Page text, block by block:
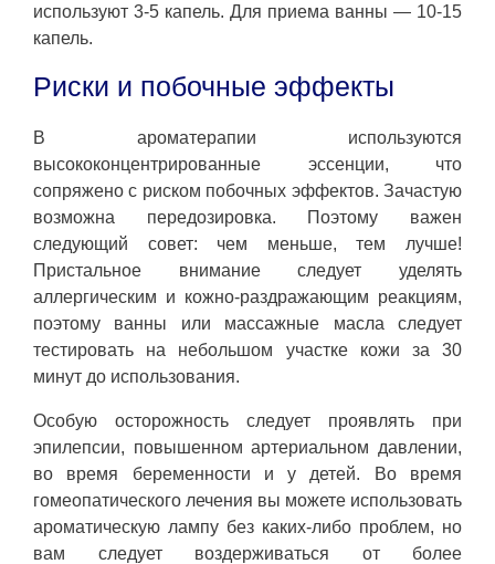
используют 3-5 капель. Для приема ванны — 10-15
капель.
Риски и побочные эффекты
В ароматерапии используются
высококонцентрированные эссенции, что
сопряжено с риском побочных эффектов. Зачастую
возможна передозировка. Поэтому важен
следующий совет: чем меньше, тем лучше!
Пристальное внимание следует уделять
аллергическим и кожно-раздражающим реакциям,
поэтому ванны или массажные масла следует
тестировать на небольшом участке кожи за 30
минут до использования.
Особую осторожность следует проявлять при
эпилепсии, повышенном артериальном давлении,
во время беременности и у детей. Во время
гомеопатического лечения вы можете использовать
ароматическую лампу без каких-либо проблем, но
вам следует воздерживаться от более